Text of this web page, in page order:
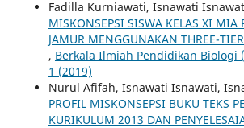
Fadilla Kurniawati, Isnawati
MISKONSEPSI SISWA KELAS XI MIA
JAMUR MENGGUNAKAN THREE-
, Berkala Ilmiah Pendidikan Biologi
1 (2019)
Nurul Afifah, Isnawati Isnawati,
PROFIL MISKONSEPSI BUKU TEKS
KURIKULUM 2013 DAN